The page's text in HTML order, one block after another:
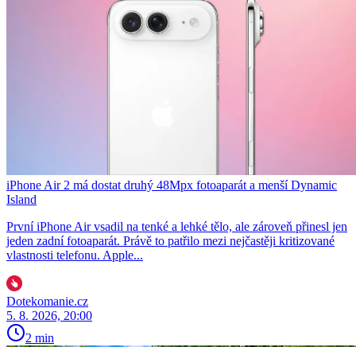
iPhone Air 2 má dostat druhý 48Mpx fotoaparát a menší Dynamic
Island
První iPhone Air vsadil na tenké a lehké tělo, ale zároveň přinesl jen
jeden zadní fotoaparát. Právě to patřilo mezi nejčastěji kritizované
vlastnosti telefonu. Apple...
Dotekomanie.cz
5. 8. 2026, 20:00
2 min